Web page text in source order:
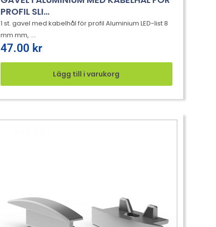
PROFIL SLI...
1 st. gavel med kabelhål för profil Aluminium LED-list 8
mm mm, ....
47.00 kr
Lägg till i varukorg